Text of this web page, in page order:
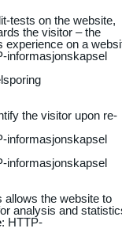
tests on the website,
the visitor – the
experience on a
informasjonskapsel
the visitor upon re-
informasjonskapsel
informasjonskapsel
allows the website to
analysis and
: HTTP-